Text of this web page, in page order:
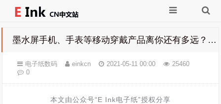
墨水屏手机、手表等移动穿戴产品离你还有多远？快来看这期科普！
电子纸数码 einkcn 2021-05-11 00:00
25460
0
本文由公众号“E Ink电子纸”授权分享